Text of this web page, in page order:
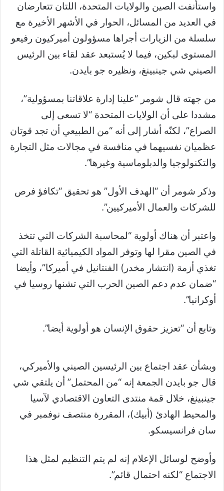
واستأنفت الصين والولايات المتحدة، اللتان تتعارضان
في العديد من المسائل، الحوار في الأشهر الأخيرة مع
سلسلة من الزيارات أجراها مسؤولون أميركيون رفيعو
المستوى لبكين، فيما لا يُستبعد عقد لقاء بين الرئيس
الصيني شي جينبينغ، ونظيره جو بايدن.
من جهته قال شومر “علينا إدارة علاقاتنا بمسؤولية”،
مشددا على أن الولايات المتحدة “لا تسعى إلى
الصراع”، لكنّه أشار إلى أنه “من الطبيعي أن تجد قوتان
عظميان نفسيهما في منافسة في مجالات مثل التجارة
والتكنولوجيا والدبلوماسية وغيرها”.
وذكر شومر أن “الهدف الأول” هو تحقيق “تكافؤ فرص
للشركات والعمال الأميركيين”.
واعتبر أن هناك أولوية “لمحاسبة الشركات التي تتخذ
في الصين مقرا لها وتوفر المواد الكيميائية القاتلة التي
تغذي أزمة (انتشار مخدر) الفنتانيل في أميركا”، وأيضا
“ضمان عدم دعم الصين الحرب التي تشنها روسيا في
أوكرانيا”.
وتابع أن “تعزيز حقوق الإنسان هو أولوية أيضا”.
وبشأن عقد اجتماع بين الرئيسين الصيني والأميركي،
قال جو بايدن الجمعة إنه “من المحتمل” أن يلتقي شي
جينبينغ، خلال قمة منتدى التعاون الاقتصادي لآسيا
والمحيط الهادئ (أبيك)، المقررة منتصف نوفمبر في
سان فرانسيسكو.
وأوضح لوسائل الإعلام إنه لم يتم التنظيم لمثل هذا
الاجتماع “لكنه احتمال قائم”.